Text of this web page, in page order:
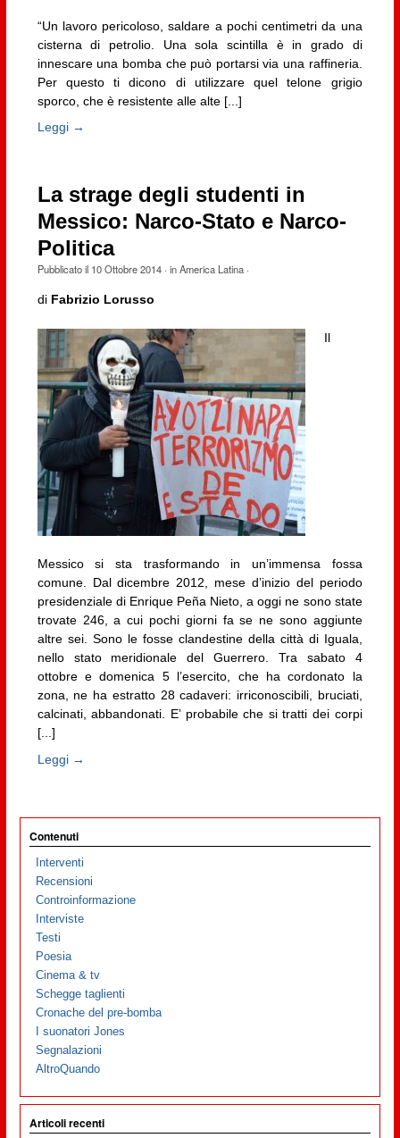
“Un lavoro pericoloso, saldare a pochi centimetri da una
cisterna di petrolio. Una sola scintilla è in grado di
innescare una bomba che può portarsi via una raffineria.
Per questo ti dicono di utilizzare quel telone grigio
sporco, che è resistente alle alte [...]
Leggi →
La strage degli studenti in
Messico: Narco-Stato e Narco-
Politica
Pubblicato il 10 Ottobre 2014· inAmerica Latina·
di Fabrizio Lorusso
Il
Messico si sta trasformando in un’immensa fossa
comune. Dal dicembre 2012, mese d’inizio del periodo
presidenziale di Enrique Peña Nieto, a oggi ne sono state
trovate 246, a cui pochi giorni fa se ne sono aggiunte
altre sei. Sono le fosse clandestine della città di Iguala,
nello stato meridionale del Guerrero. Tra sabato 4
ottobre e domenica 5 l’esercito, che ha cordonato la
zona, ne ha estratto 28 cadaveri: irriconoscibili, bruciati,
calcinati, abbandonati. E’ probabile che si tratti dei corpi
[...]
Leggi →
Contenuti
Interventi
Recensioni
Controinformazione
Interviste
Testi
Poesia
Cinema & tv
Schegge taglienti
Cronache del pre-bomba
I suonatori Jones
Segnalazioni
AltroQuando
Articoli recenti